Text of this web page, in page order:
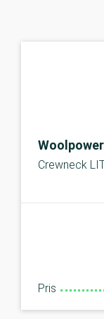
Woolpower
Crewneck
Pris